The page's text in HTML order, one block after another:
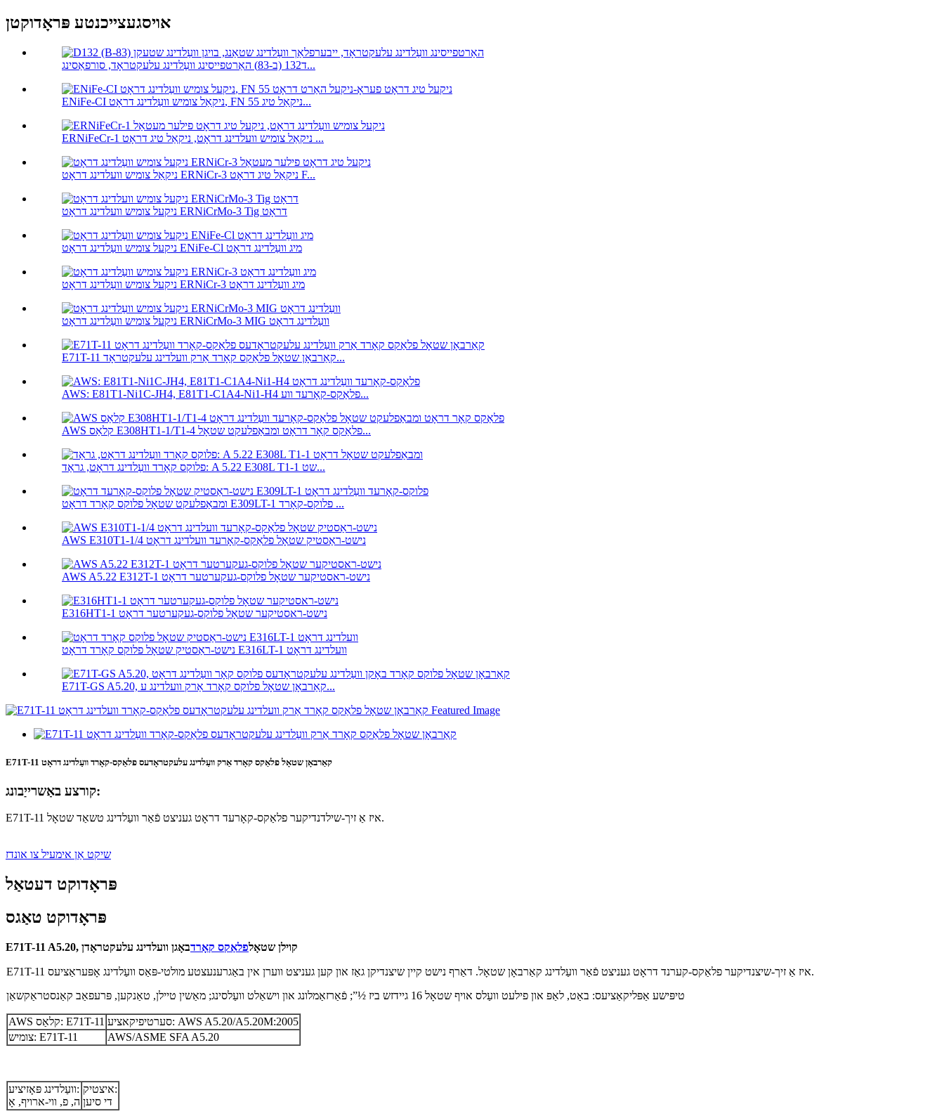
אויסגעצייכנטע פּראָדוקטן
ד132 (ב-83) האַרטפייסינג וועַלדינג עלעקטראָד, סורפאַסינג...
ENiFe-CI ניקאַל צומיש וועַלדינג דראָט, FN 55 ניקאַל טיג...
ERNiFeCr-1 ניקאַל צומיש וועלדינג דראָט, ניקאַל טיג דראָט ...
ניקאַל צומיש וועלדינג דראָט ERNiCr-3 ניקאַל טיג דראָט F...
ניקעל צומיש וועלדינג דראָט ERNiCrMo-3 Tig דראָט
ניקעל צומיש וועַלדינג דראָט ENiFe-Cl מיג וועַלדינג דראָט
ניקעל צומיש וועַלדינג דראָט ERNiCr-3 מיג וועַלדינג דראָט
ניקעל צומיש וועַלדינג דראָט ERNiCrMo-3 MIG וועַלדינג דראָט
E71T-11 קאַרבאָן שטאָל פלאַקס קאָרד אַרק וועלדינג עלעקטראָד...
AWS: E81T1-Ni1C-JH4, E81T1-C1A4-Ni1-H4 פלאַקס-קאָרעד ווע...
AWS קלאַס E308HT1-1/T1-4 פלאַקס קאָר דראָט ומבאַפלעקט שטאָל...
פלוקס קאָרד וועַלדינג דראָט, גראַד: A 5.22 E308L T1-1 שט...
ומבאַפלעקט שטאָל פלוקס קאָרד דראָט E309LT-1 פלוקס-קאָרד ...
AWS E310T1-1/4 נישט-ראַסטיק שטאָל פלאַקס-קאָרעד וועלדינג דראָט
AWS A5.22 E312T-1 נישט-ראסטיקער שטאָל פלוקס-געקערטער דראָט
E316HT1-1 נישט-ראסטיקער שטאָל פלוקס-געקערטער דראָט
נישט-ראַסטיק שטאָל פלוקס קאָרד דראָט E316LT-1 וועלדינג דראָט
E71T-GS A5.20, קאַרבאָן שטאָל פלוקס קאָרד אַרק וועלדינג ע...
E71T-11 קאַרבאָן שטאָל פלאַקס קאָרד אַרק וועַלדינג עלעקטראָדעס פלאַקס-קאָרד וועַלדינג דראָט
קורצע באַשרייַבונג:
E71T-11 איז אַ זיך-שילדנדיקער פלאַקס-קאָרעד דראָט געניצט פֿאַר וועַלדינג טשאַד שטאָל.
שיקט אַן אימעיל צו אונדז
פּראָדוקט דעטאַל
פּראָדוקט טאַגס
E71T-11 A5.20, קוילן שטאָלפלאַקס קאָרדבאָגן וועלדינג עלעקטראָדן
E71T-11 איז אַ זיך-שיצנדיקער פלאַקס-קערנד דראָט געניצט פֿאַר וועַלדינג קאַרבאָן שטאָל. דאַרף נישט קיין שיצנדיקן גאַז און קען געניצט ווערן אין באַגרענעצטע מולטי-פּאַס וועַלדינג אָפּעראַציעס.
טיפּישע אַפּליקאַציעס: באַט, לאַפּ און פילעט וועַלס אויף שטאָל 16 גיידזש ביז ½”; פֿאַרזאַמלונג און וישאַלט וועַלסינג; מאַשין טיילן, טאַנקען, פּרעפאַב קאַנסטראַקשאַן
AWS קלאַס: E71T-11
סערטיפיקאציע: AWS A5.20/A5.20M:2005
צומיש: E71T-11
AWS/ASME SFA A5.20
וועַלדינג פּאָזיציע:
ה, פ, ווי-ארויף, אָ
איצטיק:
די סיען